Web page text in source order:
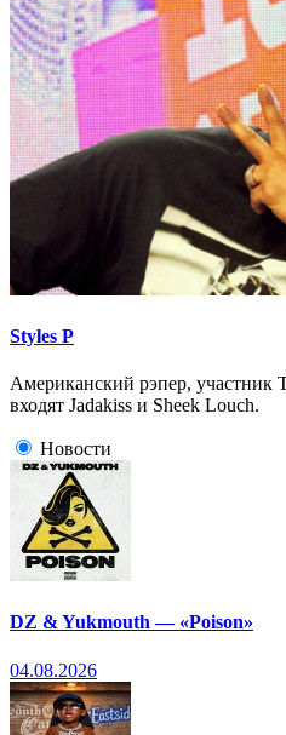
Styles P
Американский рэпер, участник
входят Jadakiss и Sheek Louch.
Новости
DZ & Yukmouth — «Poison»
04.08.2026